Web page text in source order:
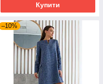
Купити
–10%